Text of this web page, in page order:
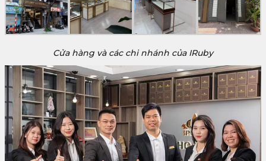
Cửa hàng và các chi nhánh của IRuby